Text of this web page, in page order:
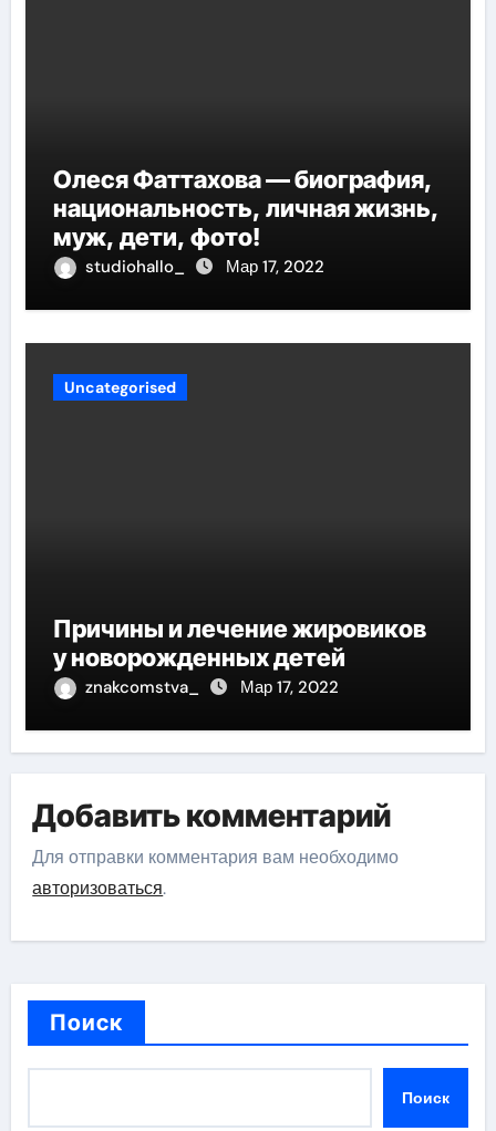
Олеся Фаттахова — биография,
национальность, личная жизнь,
муж, дети, фото!
studiohallo_ Мар 17, 2022
Uncategorised
Причины и лечение жировиков
у новорожденных детей
znakcomstva_ Мар 17, 2022
Добавить комментарий
Для отправки комментария вам необходимо
авторизоваться.
Поиск
Поиск